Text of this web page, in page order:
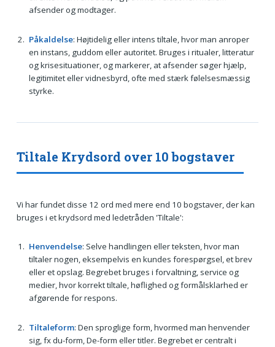
afsender og modtager.
Påkaldelse: Højtidelig eller intens tiltale, hvor man anroper
en instans, guddom eller autoritet. Bruges i ritualer, litteratur
og krisesituationer, og markerer, at afsender søger hjælp,
legitimitet eller vidnesbyrd, ofte med stærk følelsesmæssig
styrke.
Tiltale Krydsord over 10 bogstaver
Vi har fundet disse 12 ord med mere end 10 bogstaver, der kan
bruges i et krydsord med ledetråden 'Tiltale':
Henvendelse: Selve handlingen eller teksten, hvor man
tiltaler nogen, eksempelvis en kundes forespørgsel, et brev
eller et opslag. Begrebet bruges i forvaltning, service og
medier, hvor korrekt tiltale, høflighed og formålsklarhed er
afgørende for respons.
Tiltaleform: Den sproglige form, hvormed man henvender
sig, fx du-form, De-form eller titler. Begrebet er centralt i